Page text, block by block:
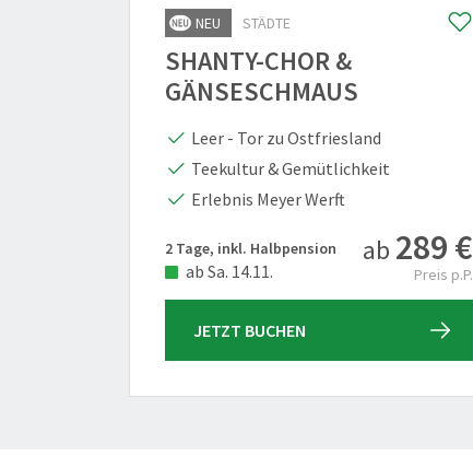
NEU STÄDTE
SHANTY-CHOR &
GÄNSESCHMAUS
Leer - Tor zu Ostfriesland
Teekultur & Gemütlichkeit
Erlebnis Meyer Werft
2 Tage, inkl. Halbpension
ab Sa. 14.11.
ab 289 €
Preis p.P.
JETZT BUCHEN